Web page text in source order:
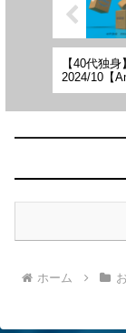
【40代独身】
2024/10【
ホーム